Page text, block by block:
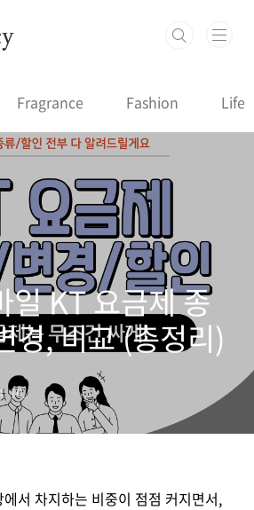
Fragrance Fashion Life
일 KT 요금제 종
경, 비교 (총정리)
16.
서 차지하는 비중이 점점 커지면서,